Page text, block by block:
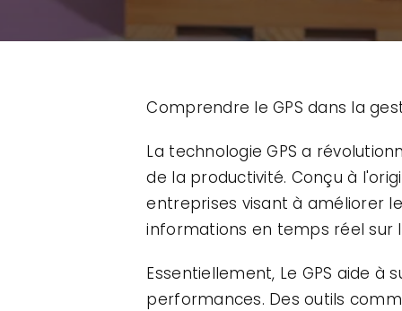
Comprendre le GPS dans la
La technologie GPS a
de la productivité. Conçu à
entreprises visant à améliorer
informations en temps réel sur
Essentiellement, Le GPS aide
performances. Des outils